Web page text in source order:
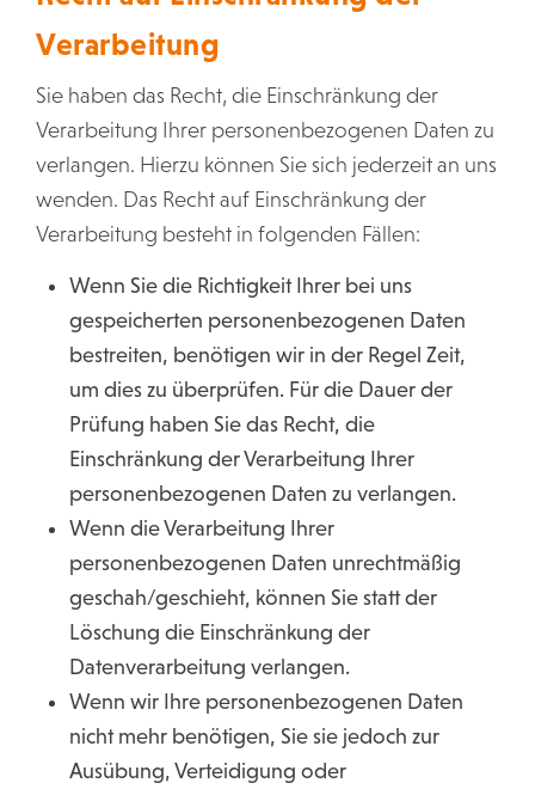
Verarbeitung
Sie haben das Recht, die Einschränkung der
Verarbeitung Ihrer personenbezogenen Daten zu
verlangen. Hierzu können Sie sich jederzeit an uns
wenden. Das Recht auf Einschränkung der
Verarbeitung besteht in folgenden Fällen:
Wenn Sie die Richtigkeit Ihrer bei uns
gespeicherten personenbezogenen Daten
bestreiten, benötigen wir in der Regel Zeit,
um dies zu überprüfen. Für die Dauer der
Prüfung haben Sie das Recht, die
Einschränkung der Verarbeitung Ihrer
personenbezogenen Daten zu verlangen.
Wenn die Verarbeitung Ihrer
personenbezogenen Daten unrechtmäßig
geschah/geschieht, können Sie statt der
Löschung die Einschränkung der
Datenverarbeitung verlangen.
Wenn wir Ihre personenbezogenen Daten
nicht mehr benötigen, Sie sie jedoch zur
Ausübung, Verteidigung oder